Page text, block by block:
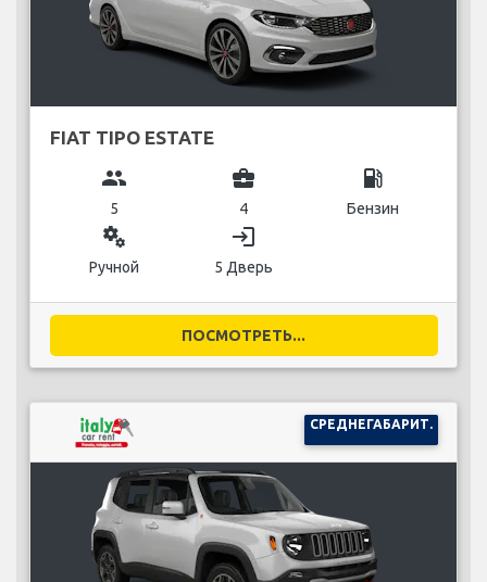
FIAT TIPO ESTATE
group
5
business_center
4
local_gas_station
Бензин
miscellaneous_services
Ручной
login
5 Дверь
ПОСМОТРЕТЬ...
СРЕДНЕГАБАРИТ.